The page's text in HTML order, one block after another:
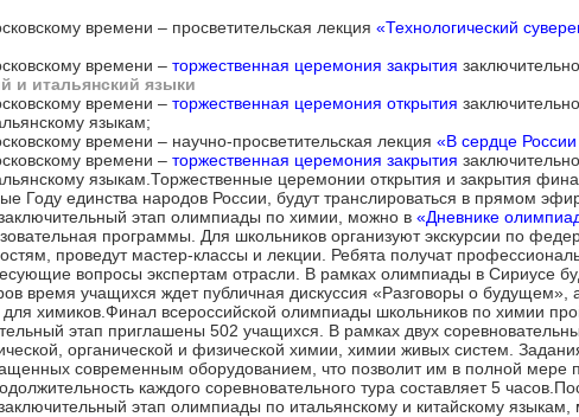
времени – просветительская лекция «Технологический
времени – торжественная церемония закрытия
и итальянский языки
времени – торжественная церемония открытия
языкам;
времени – научно-просветительская лекция «В сердце России
времени – торжественная церемония закрытия
языкам.Торжественные церемонии открытия и закрытия
Году единства народов России, будут транслироваться в прямом
этап олимпиады по химии, можно в «Дневнике
программы. Для школьников организуют экскурсии по
проведут мастер-классы и лекции. Ребята получат
вопросы экспертам отрасли. В рамках олимпиады в Сириусе
время учащихся ждет публичная дискуссия «Разговоры о будущем»,
для химиков.Финал всероссийской олимпиады школьников по химии
этап приглашены 502 учащихся. В рамках двух
органической и физической химии, химии живых систем.
современным оборудованием, что позволит им в полной мере
каждого соревновательного тура составляет 5
этап олимпиады по итальянскому и китайскому языкам,